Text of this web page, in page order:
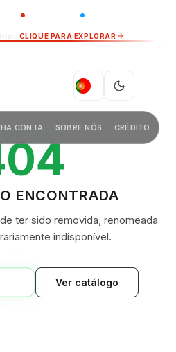
CHINA
PT
CONTA SOBRE NÓS CRÉDITO
ENCONTRADA
ter sido removida, renomeada
indisponível.
Ver catálogo
CLIQUE PARA EXPLORAR